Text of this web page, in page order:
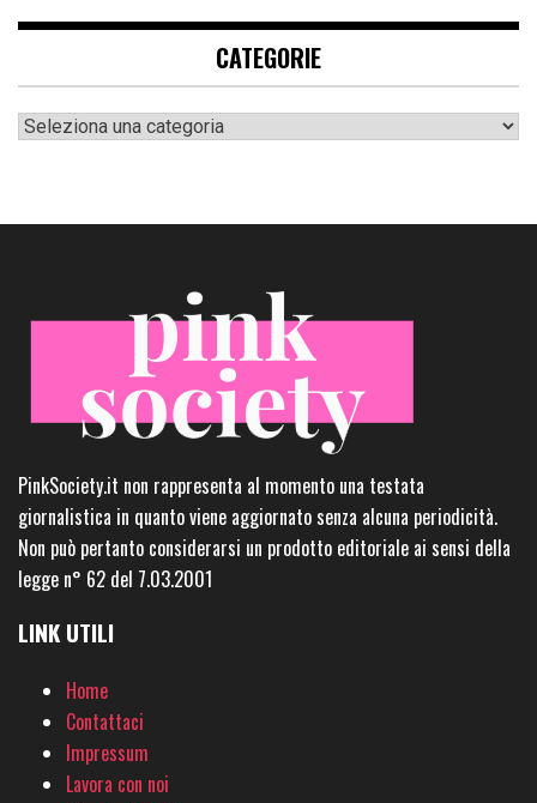
CATEGORIE
Categorie
PinkSociety.it non rappresenta al momento una testata
giornalistica in quanto viene aggiornato senza alcuna periodicità.
Non può pertanto considerarsi un prodotto editoriale ai sensi della
legge n° 62 del 7.03.2001
LINK UTILI
Home
Contattaci
Impressum
Lavora con noi